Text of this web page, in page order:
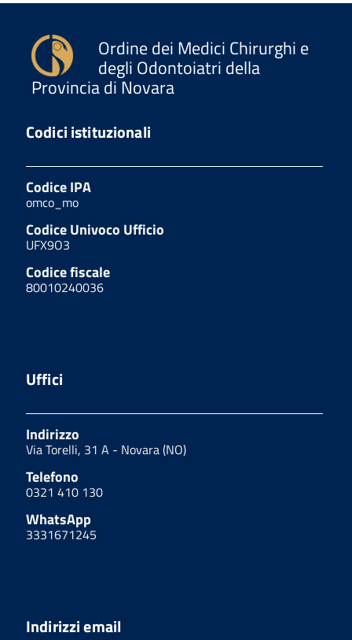
Ordine dei Medici Chirurghi e
degli Odontoiatri della
Provincia di Novara
Codici istituzionali
Codice IPA
omco_mo
Codice Univoco Ufficio
UFX9O3
Codice fiscale
80010240036
Uffici
Indirizzo
Via Torelli, 31 A - Novara (NO)
Telefono
0321 410 130
WhatsApp
3331671245
Indirizzi email